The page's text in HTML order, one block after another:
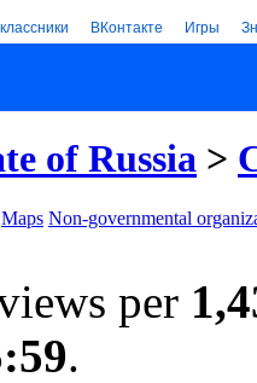
ВКонтакте Игры
of Russia >
Maps Non-governmental
per
.